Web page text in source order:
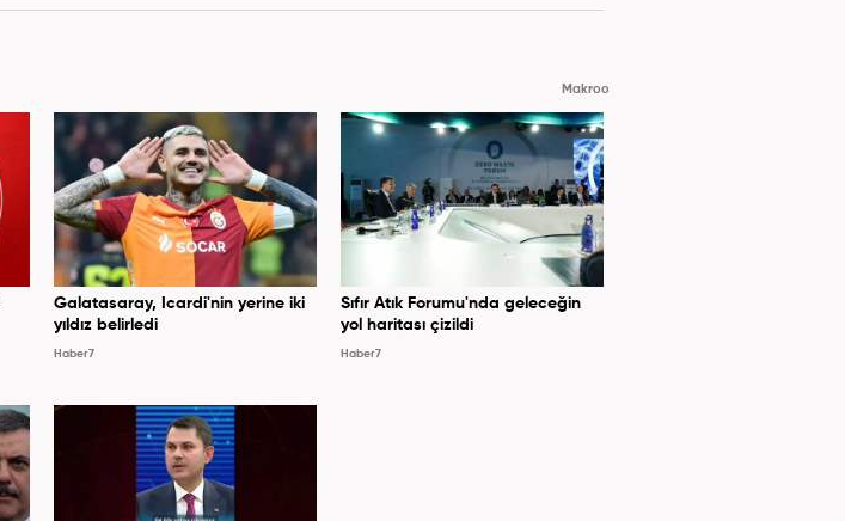
Makroo
Galatasaray, Icardi'nin yerine iki
yıldız belirledi
Haber7
Sıfır Atık Forumu'nda geleceğin
yol haritası çizildi
Haber7